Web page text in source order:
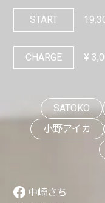
START
CHARGE ¥
SATOKO
小野アイカ
中崎さち